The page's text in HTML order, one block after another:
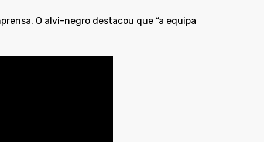
O alvi-negro destacou que “a equipa